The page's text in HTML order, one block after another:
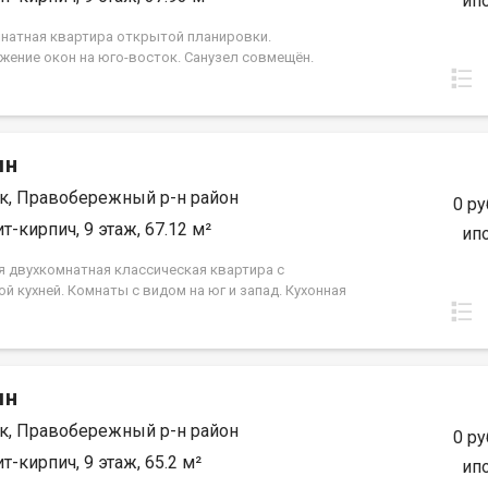
квартира открытой планировки.
окон на юго-восток. Санузел совмещён.
семье или одному взрослому человеку. ООО СЗ
Правобережный р-н район
кирпич, 9 этаж, 67.12 м²
двухкомнатная классическая квартира с
кухней. Комнаты с видом на юг и запад. Кухонная
светом. Спальни правильной прямоугольной
установить систему шкафов-купе. Два санузла:
компаний «Восток Центр Иркутск»)
0
Правобережный р-н район
кирпич, 9 этаж, 65.2 м²
0